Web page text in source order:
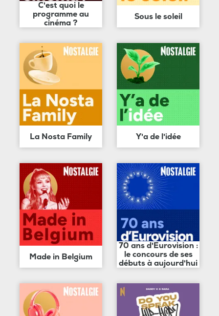
C'est quoi le
programme au
cinéma ?
Sous le soleil
La Nosta Family Y'a de l'idée
Made in Belgium
70 ans d'Eurovision :
le concours de ses
débuts à aujourd'hui